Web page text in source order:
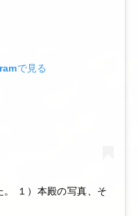
で見る
１）本殿の写真、そ